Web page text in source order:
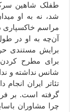
طفلک شاهین
شد، نه به او
مراسم خاکسپاری
آن‌چه به او در
برایش مستندی
برای مطرح کردن
شانس نداشته و
تئاتر ایران
گرفته است. بر
چرا مشاوران